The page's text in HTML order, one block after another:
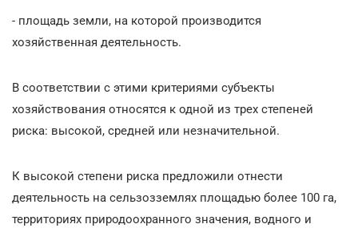
- площадь земли, на которой производится
хозяйственная деятельность.
В соответствии с этими критериями субъекты
хозяйствования относятся к одной из трех степеней
риска: высокой, средней или незначительной.
К высокой степени риска предложили отнести
деятельность на сельзозземлях площадью более 100 га,
территориях природоохранного значения, водного и